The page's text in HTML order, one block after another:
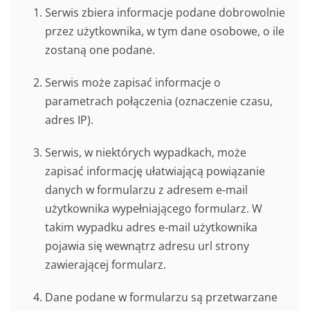
Serwis zbiera informacje podane dobrowolnie
przez użytkownika, w tym dane osobowe, o ile
zostaną one podane.
Serwis może zapisać informacje o
parametrach połączenia (oznaczenie czasu,
adres IP).
Serwis, w niektórych wypadkach, może
zapisać informację ułatwiającą powiązanie
danych w formularzu z adresem e-mail
użytkownika wypełniającego formularz. W
takim wypadku adres e-mail użytkownika
pojawia się wewnątrz adresu url strony
zawierającej formularz.
Dane podane w formularzu są przetwarzane